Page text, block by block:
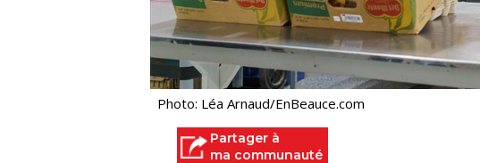
Photo: Léa Arnaud/EnBeauce.com
Partager à
ma communauté